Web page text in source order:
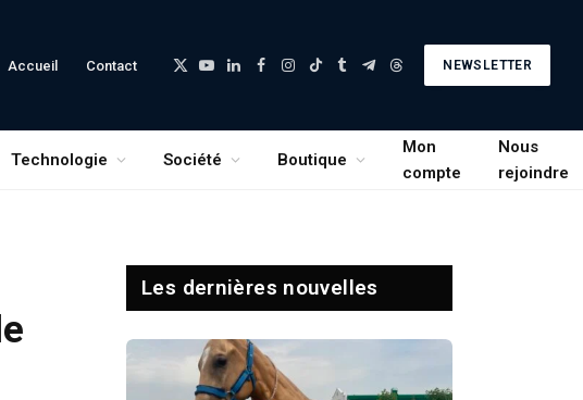
Accueil Contact
X
YouTube
LinkedInFacebook
Instagram
TikTokTumblrTelegramThreads
NEWSLETTER
Technologie Société Boutique
Mon
compte
Nous
rejoindre
Les dernières nouvelles